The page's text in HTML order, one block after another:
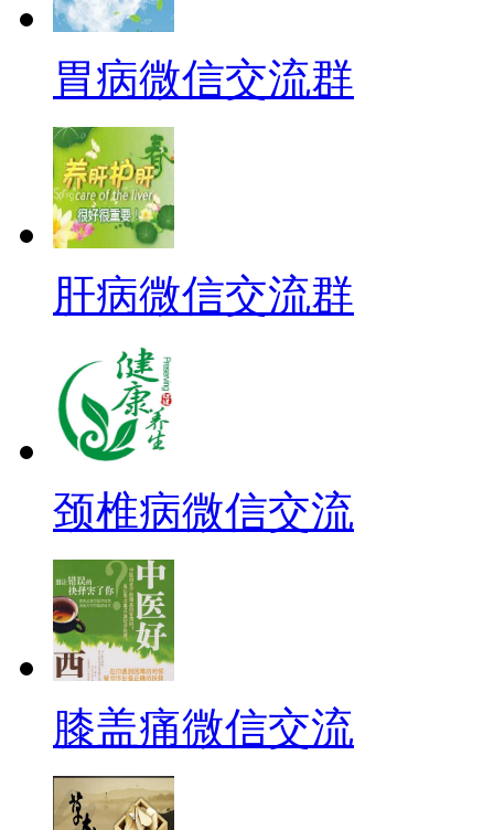
胃病微信交流群
肝病微信交流群
颈椎病微信交流
膝盖痛微信交流